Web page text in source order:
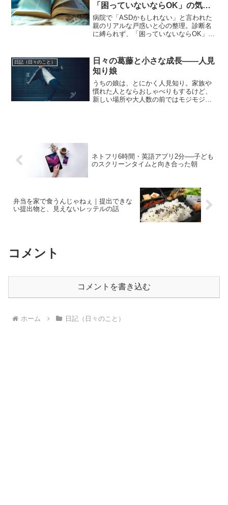
「困っていないならOK」の気持
ち
病院で「ASDかもしれない」と言われた
親のリアルな戸惑いと心の整理。診断名
に縛られず、「困っていないならOK」と
方に、少しでも安心を届けられたら嬉し
いです。
日記（日々のこと）
日々の葛藤と小さな成長――人見
知り娘
うちの娘は、とにかく人見知り。家族や
慣れた人とならおしゃべりもするけど、
新しい場所や大人数の前ではモジモジし
ネトフリ6時間・英語アプリ2分──子ども
のスクリーンタイムと向き合った朝
弁当を家で食うんじゃねぇ｜提出できな
い提出物と、見えないレッテルの話
コメント
コメントを書き込む
ホーム 日記（日々のこと）